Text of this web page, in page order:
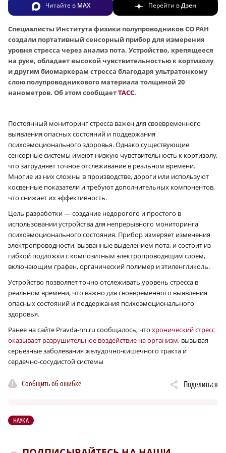
Читайте в MAX Перейти вДзен
Специалисты Института физики полупроводников СО РАН
создали портативный сенсорный прибор для измерения
уровня стресса через анализ пота. Устройство, крепящееся
на руке, обладает высокой чувствительностью к кортизолу
и другим биомаркерам стресса благодаря ультратонкому
слою полупроводникового материала толщиной 20
нанометров. Об этом сообщаетТАСС.
Постоянный мониторинг стресса важен для своевременного
выявления опасных состояний и поддержания
психоэмоционального здоровья. Однако существующие
сенсорные системы имеют низкую чувствительность к кортизолу,
что затрудняет точное отслеживание в реальном времени.
Многие из них сложны в производстве, дороги или используют
косвенные показатели и требуют дополнительных компонентов,
что снижает их эффективность.
Цель разработки — создание недорогого и простого в
использовании устройства для непрерывного мониторинга
психоэмоционального состояния. Прибор измеряет изменения
электропроводности, вызванные выделением пота, и состоит из
гибкой подложки с композитным электропроводящим слоем,
включающим графен, органический полимер и этиленгликоль.
Устройство позволяет точно отслеживать уровень стресса в
реальном времени, что важно для своевременного выявления
опасных состояний и поддержания психоэмоционального
здоровья.
Ранее на сайте Pravda-nn.ru сообщалось, что хронический стресс
оказывает разрушительное воздействие на организм, вызывая
серьёзные заболевания желудочно-кишечного тракта и
сердечно-сосудистой системы
Сообщить об ошибке Поделиться
НАУКА